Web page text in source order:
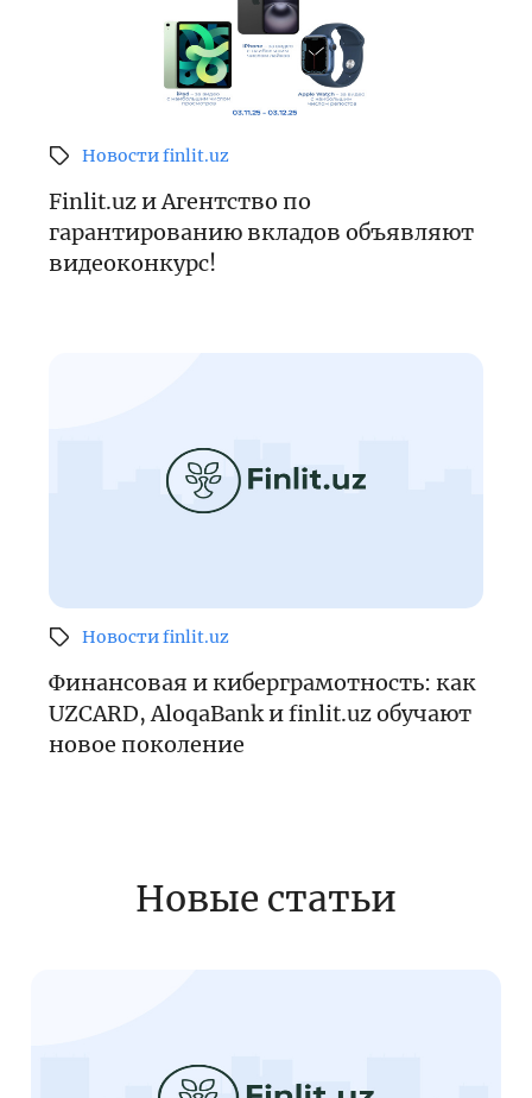
Новости finlit.uz
Finlit.uz и Агентство по
гарантированию вкладов объявляют
видеоконкурс!
Новости finlit.uz
Финансовая и киберграмотность: как
UZCARD, AloqaBank и finlit.uz обучают
новое поколение
Новые статьи